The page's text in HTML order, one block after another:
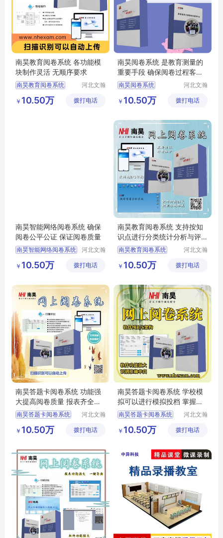
南昊教育阅卷系统 各功能模
块制作灵活 无顺序要求
南昊教育阅卷系统
中学网上阅卷
河北文瀚
技发展有
￥ 10.50万 拨打电话
南昊阅卷系统 是教育测量的
重要手段 确保阅卷过程客观
性
南昊阅卷系统
计算机阅卷 评卷系统
河北文瀚
技发展有
￥ 10.50万 拨打电话
南昊智能网络阅卷系统 确保
阅卷公平公证 保证阅卷质量
南昊智能网络阅卷系统
计算机阅卷
答题卡阅卷系统
河北文瀚
技发展有
￥ 10.50万 拨打电话
南昊教育阅卷系统 支持按知
识点进行分类统计分析与评
价
南昊教育阅卷系统
高考阅卷系统
考试阅卷系统
河北文瀚
技发展有
￥ 10.50万 拨打电话
南昊答题卡阅卷系统 功能强
大提高阅卷质量 报表齐全一
键导出
南昊答题卡阅卷系统
教育阅卷系统
电子评卷系统
河北文瀚
技发展有
￥ 10.50万 拨打电话
南昊答题卡阅卷系统 学校模
拟可以进行模拟投档 掌握学
生上线情况
南昊答题卡阅卷系统
中学网上阅卷
计算机阅卷系统
河北文瀚
技发展有
￥ 10.50万 拨打电话